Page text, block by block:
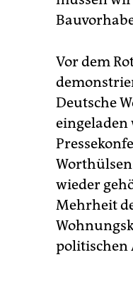
Vor dem
Deutsche
eingeladen
wieder
Mehrheit
politischen